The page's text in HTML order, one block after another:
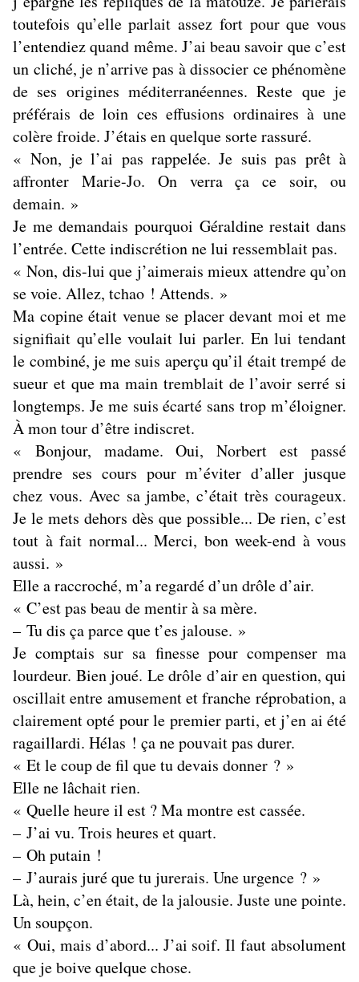
toutefois qu’elle parlait assez fort pour que vous
l’entendiez quand même. J’ai beau savoir que c’est
un cliché, je n’arrive pas à dissocier ce phénomène
de ses origines méditerranéennes. Reste que je
préférais de loin ces effusions ordinaires à une
colère froide. J’étais en quelque sorte rassuré.
« Non, je l’ai pas rappelée. Je suis pas prêt à
affronter Marie-Jo. On verra ça ce soir, ou
demain. »
Je me demandais pourquoi Géraldine restait dans
l’entrée. Cette indiscrétion ne lui ressemblait pas.
« Non, dis-lui que j’aimerais mieux attendre qu’on
se voie. Allez, tchao ! Attends. »
Ma copine était venue se placer devant moi et me
signifiait qu’elle voulait lui parler. En lui tendant
le combiné, je me suis aperçu qu’il était trempé de
sueur et que ma main tremblait de l’avoir serré si
longtemps. Je me suis écarté sans trop m’éloigner.
À mon tour d’être indiscret.
« Bonjour, madame. Oui, Norbert est passé
prendre ses cours pour m’éviter d’aller jusque
chez vous. Avec sa jambe, c’était très courageux.
Je le mets dehors dès que possible... De rien, c’est
tout à fait normal... Merci, bon week-end à vous
aussi. »
Elle a raccroché, m’a regardé d’un drôle d’air.
« C’est pas beau de mentir à sa mère.
– Tu dis ça parce que t’es jalouse. »
Je comptais sur sa finesse pour compenser ma
lourdeur. Bien joué. Le drôle d’air en question, qui
oscillait entre amusement et franche réprobation, a
clairement opté pour le premier parti, et j’en ai été
ragaillardi. Hélas ! ça ne pouvait pas durer.
« Et le coup de fil que tu devais donner ? »
Elle ne lâchait rien.
« Quelle heure il est ? Ma montre est cassée.
– J’ai vu. Trois heures et quart.
– Oh putain !
– J’aurais juré que tu jurerais. Une urgence ? »
Là, hein, c’en était, de la jalousie. Juste une pointe.
Un soupçon.
« Oui, mais d’abord... J’ai soif. Il faut absolument
que je boive quelque chose.